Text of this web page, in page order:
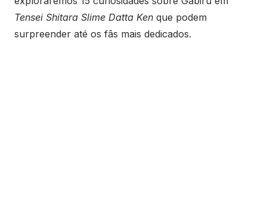
Tensei Shitara Slime Datta Ken que podem
surpreender até os fãs mais dedicados.